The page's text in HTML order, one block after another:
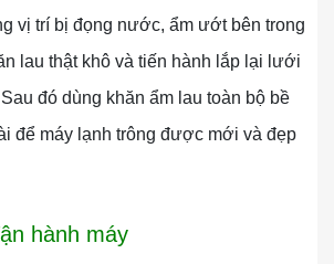
vị trí bị đọng nước, ẩm ướt bên trong
lau thật khô và tiến hành lắp lại lưới
Sau đó dùng khăn ẩm lau toàn bộ bề
để máy lạnh trông được mới và đẹp
hành máy